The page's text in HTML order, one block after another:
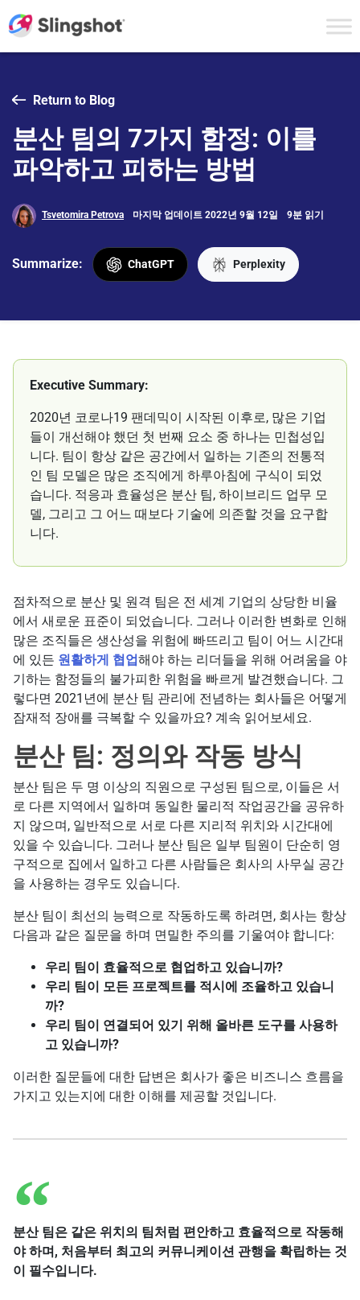
Return to Blog
분산 팀의 7가지 함정: 이를
파악하고 피하는 방법
Tsvetomira Petrova 마지막 업데이트 2022년 9월 12일 9분 읽기
Summarize: ChatGPT Perplexity
Executive Summary:
2020년 코로나19 팬데믹이 시작된 이후로, 많은 기업
들이 개선해야 했던 첫 번째 요소 중 하나는 민첩성입
니다. 팀이 항상 같은 공간에서 일하는 기존의 전통적
인 팀 모델은 많은 조직에게 하루아침에 구식이 되었
습니다. 적응과 효율성은 분산 팀, 하이브리드 업무 모
델, 그리고 그 어느 때보다 기술에 의존할 것을 요구합
니다.
점차적으로 분산 및 원격 팀은 전 세계 기업의 상당한 비율
에서 새로운 표준이 되었습니다. 그러나 이러한 변화로 인해
많은 조직들은 생산성을 위험에 빠뜨리고 팀이 어느 시간대
에 있든 원활하게 협업해야 하는 리더들을 위해 어려움을 야
기하는 함정들의 불가피한 위험을 빠르게 발견했습니다. 그
렇다면 2021년에 분산 팀 관리에 전념하는 회사들은 어떻게
잠재적 장애를 극복할 수 있을까요? 계속 읽어보세요.
분산 팀: 정의와 작동 방식
분산 팀은 두 명 이상의 직원으로 구성된 팀으로, 이들은 서
로 다른 지역에서 일하며 동일한 물리적 작업공간을 공유하
지 않으며, 일반적으로 서로 다른 지리적 위치와 시간대에
있을 수 있습니다. 그러나 분산 팀은 일부 팀원이 단순히 영
구적으로 집에서 일하고 다른 사람들은 회사의 사무실 공간
을 사용하는 경우도 있습니다.
분산 팀이 최선의 능력으로 작동하도록 하려면, 회사는 항상
다음과 같은 질문을 하며 면밀한 주의를 기울여야 합니다:
우리 팀이 효율적으로 협업하고 있습니까?
우리 팀이 모든 프로젝트를 적시에 조율하고 있습니
까?
우리 팀이 연결되어 있기 위해 올바른 도구를 사용하
고 있습니까?
이러한 질문들에 대한 답변은 회사가 좋은 비즈니스 흐름을
가지고 있는지에 대한 이해를 제공할 것입니다.
분산 팀은 같은 위치의 팀처럼 편안하고 효율적으로 작동해
야 하며, 처음부터 최고의 커뮤니케이션 관행을 확립하는 것
이 필수입니다.